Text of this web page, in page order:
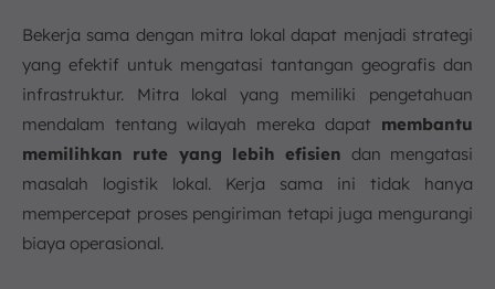
Bekerja sama dengan mitra lokal dapat menjadi strategi
yang efektif untuk mengatasi tantangan geografis dan
infrastruktur. Mitra lokal yang memiliki pengetahuan
mendalam tentang wilayah mereka dapat membantu
memilihkan rute yang lebih efisien dan mengatasi
masalah logistik lokal. Kerja sama ini tidak hanya
mempercepat proses pengiriman tetapi juga mengurangi
biaya operasional.